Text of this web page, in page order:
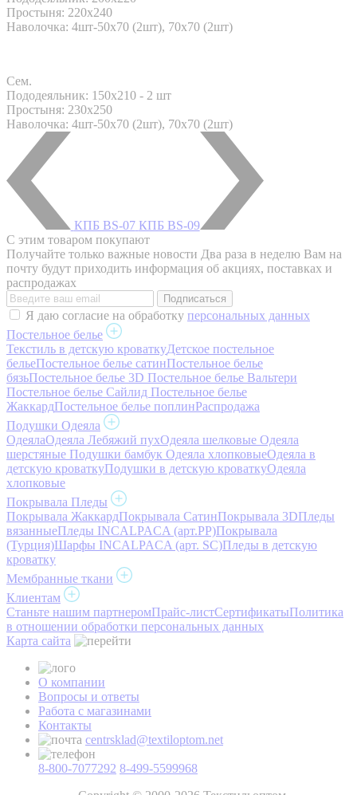
Простыня: 220x240
Наволочка: 4шт-50х70 (2шт), 70х70 (2шт)
Сем.
Пододеяльник: 150x210 - 2 шт
Простыня: 230x250
Наволочка: 4шт-50х70 (2шт), 70х70 (2шт)
КПБ BS-07 КПБ BS-09
С этим товаром покупают
Получайте только важные новости Два раза в неделю Вам на
почту будут приходить информация об акциях, поставках и
распродажах
Я даю согласие на обработку персональных данных
Постельное белье
Текстиль в детскую кроваткуДетское постельное
бельеПостельное белье сатинПостельное белье
бязьПостельное белье 3D Постельное белье Вальтери
Постельное белье Сайлид Постельное белье
ЖаккардПостельное белье поплинРаспродажа
Подушки Одеяла
ОдеялаОдеяла Лебяжий пухОдеяла шелковые Одеяла
шерстяные Подушки бамбук Одеяла хлопковыеОдеяла в
детскую кроваткуПодушки в детскую кроваткуОдеяла
хлопковые
Покрывала Пледы
Покрывала ЖаккардПокрывала СатинПокрывала 3DПледы
вязанныеПледы INCALPACA (арт.PP)Покрывала
(Турция)Шарфы INCALPACA (арт. SC)Пледы в детскую
кроватку
Мембранные ткани
Клиентам
Станьте нашим партнеромПрайс-листСертификатыПолитика
в отношении обработки персональных данных
Карта сайта
О компании
Вопросы и ответы
Работа с магазинами
Контакты
centrsklad@textiloptom.net
8-800-7077292 8-499-5599968